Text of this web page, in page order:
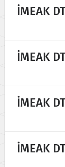
İMEAK
İMEAK
İMEAK
İMEAK